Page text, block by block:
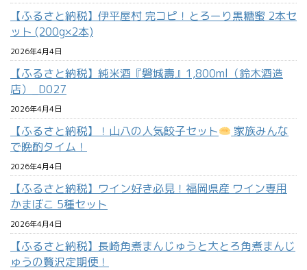
【ふるさと納税】伊平屋村 完コピ！とろーり黒糖蜜 2本セ
ット (200g×2本)
2026年4月4日
【ふるさと納税】純米酒『磐城壽』1,800ml（鈴木酒造
店）_D027
2026年4月4日
【ふるさと納税】！山八の人気餃子セット
家族みんな
で晩酌タイム！
2026年4月4日
【ふるさと納税】ワイン好き必見！福岡県産 ワイン専用
かまぼこ 5種セット
2026年4月4日
【ふるさと納税】長崎角煮まんじゅうと大とろ角煮まんじ
ゅうの贅沢定期便！